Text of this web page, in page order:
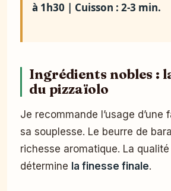
à 1h30 | Cuisson : 2-3 min.
Ingrédients nobles :
du pizzaïolo
Je recommande l’usage d’une
sa souplesse. Le beurre de
richesse aromatique. La
détermine la finesse finale.